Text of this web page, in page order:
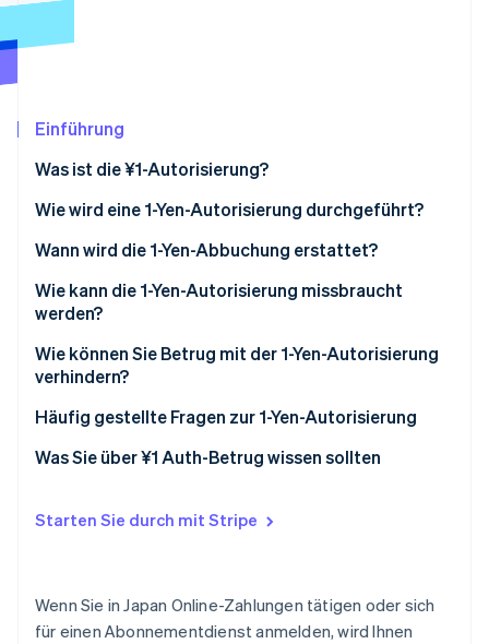
Betrugsprävention
Atlas
Stripe-Sessions 2026
Erfahren Sie, wie Stripe Lösungen für die
Jetzt ansehen
Einführung
Was ist die ¥1-Autorisierung?
Wie wird eine 1-Yen-Autorisierung durchgeführt?
Automatische Autorisierung
Manuelle Autorisierung
Wann wird die 1-Yen-Abbuchung erstattet?
Wie kann die 1-Yen-Autorisierung missbraucht
werden?
Wie können Sie Betrug mit der 1-Yen-Autorisierung
verhindern?
Einhaltung der Regeln für internationale Karten
Beschränken Sie die Anzahl von Autorisierungen mit
Fordern Sie den Sicherheitscode an
Häufig gestellte Fragen zur 1-Yen-Autorisierung
Was ist die Ursache für eine abgelehnte
Warum wird die 1-Yen-Abbuchung nicht erstattet?
Was Sie über ¥1 Auth-Betrug wissen sollten
Starten Sie durch mit Stripe
Wenn Sie in Japan Online-Zahlungen tätigen oder sich
für einen Abonnementdienst anmelden, wird Ihnen